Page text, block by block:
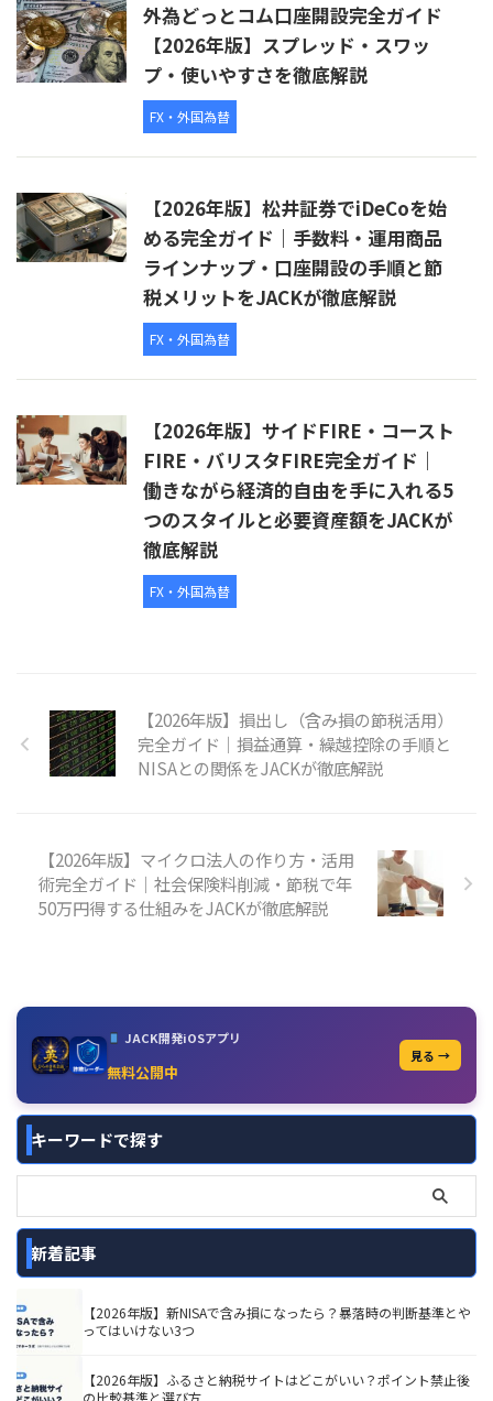
外為どっとコム口座開設完全ガイド
【2026年版】スプレッド・スワッ
プ・使いやすさを徹底解説
FX・外国為替
【2026年版】松井証券でiDeCoを始
める完全ガイド｜手数料・運用商品
ラインナップ・口座開設の手順と節
税メリットをJACKが徹底解説
FX・外国為替
【2026年版】サイドFIRE・コースト
FIRE・バリスタFIRE完全ガイド｜
働きながら経済的自由を手に入れる5
つのスタイルと必要資産額をJACKが
徹底解説
FX・外国為替
【2026年版】損出し（含み損の節税活用）
完全ガイド｜損益通算・繰越控除の手順と
NISAとの関係をJACKが徹底解説
【2026年版】マイクロ法人の作り方・活用
術完全ガイド｜社会保険料削減・節税で年
50万円得する仕組みをJACKが徹底解説
JACK開発iOSアプリ
無料公開中
見る →
キーワードで探す
新着記事
【2026年版】新NISAで含み損になったら？暴落時の判断基準とや
ってはいけない3つ
【2026年版】ふるさと納税サイトはどこがいい？ポイント禁止後